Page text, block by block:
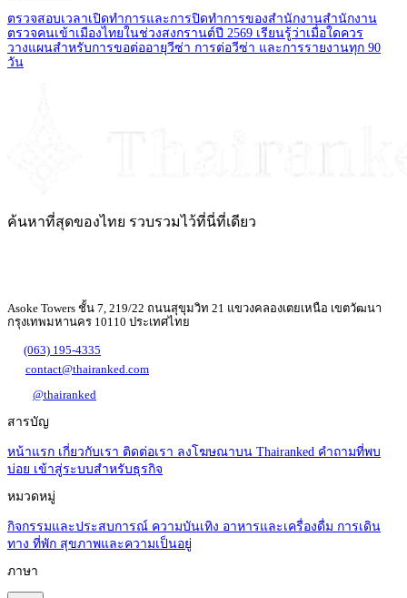
ตรวจสอบเวลาเปิดทำการและการปิดทำการของสำนักงานสำนักงาน
ตรวจคนเข้าเมืองไทยในช่วงสงกรานต์ปี 2569 เรียนรู้ว่าเมื่อใดควร
วางแผนสำหรับการขอต่ออายุวีซ่า การต่อวีซ่า และการรายงานทุก 90
วัน
ค้นหาที่สุดของไทย รวบรวมไว้ที่นี่ที่เดียว
Asoke Towers ชั้น 7, 219/22 ถนนสุขุมวิท 21 แขวงคลองเตยเหนือ เขตวัฒนา
กรุงเทพมหานคร 10110 ประเทศไทย
(063) 195-4335
contact@thairanked.com
@thairanked
สารบัญ
หน้าแรก เกี่ยวกับเรา ติดต่อเรา ลงโฆษณาบน Thairanked คำถามที่พบ
บ่อย เข้าสู่ระบบสำหรับธุรกิจ
หมวดหมู่
กิจกรรมและประสบการณ์ ความบันเทิง อาหารและเครื่องดื่ม การเดิน
ทาง ที่พัก สุขภาพและความเป็นอยู่
ภาษา